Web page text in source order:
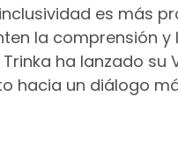
es más
la comprensión
ha lanzado su
hacia un diálogo